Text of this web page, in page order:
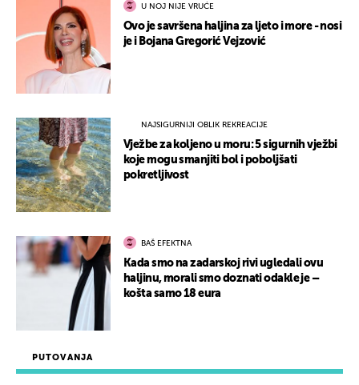
PUTOVANJA
U NOJ NIJE VRUĆE
Ovo je savršena haljina za ljeto i more - nosi
je i Bojana Gregorić Vejzović
NAJSIGURNIJI OBLIK REKREACIJE
Vježbe za koljeno u moru: 5 sigurnih vježbi
koje mogu smanjiti bol i poboljšati
pokretljivost
BAŠ EFEKTNA
Kada smo na zadarskoj rivi ugledali ovu
haljinu, morali smo doznati odakle je –
košta samo 18 eura